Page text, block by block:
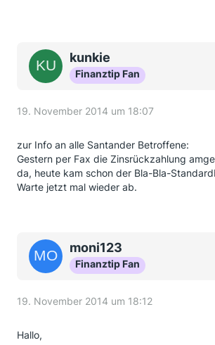
kunkie
Finanztip Fan
19. November 2014 um 18:07
zur Info an alle Santander Betroffene:
Gestern per Fax die Zinsrückzahlung
da, heute kam schon der Bla-Bla-
Warte jetzt mal wieder ab.
moni123
Finanztip Fan
19. November 2014 um 18:12
Hallo,